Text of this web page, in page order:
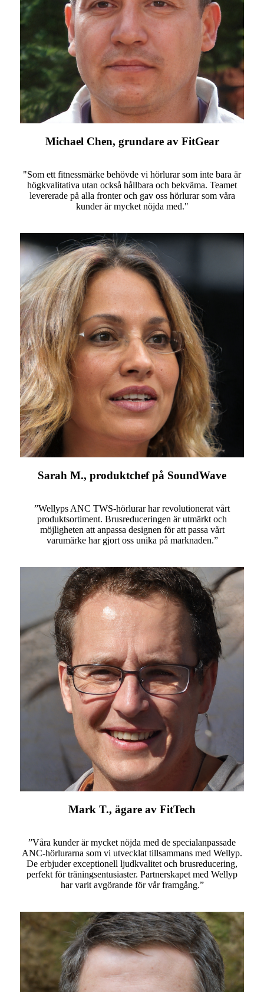
Michael Chen, grundare av FitGear
"Som ett fitnessmärke behövde vi hörlurar som inte bara är
högkvalitativa utan också hållbara och bekväma. Teamet
levererade på alla fronter och gav oss hörlurar som våra
kunder är mycket nöjda med."
Sarah M., produktchef på SoundWave
”Wellyps ANC TWS-hörlurar har revolutionerat vårt
produktsortiment. Brusreduceringen är utmärkt och
möjligheten att anpassa designen för att passa vårt
varumärke har gjort oss unika på marknaden.”
Mark T., ägare av FitTech
”Våra kunder är mycket nöjda med de specialanpassade
ANC-hörlurarna som vi utvecklat tillsammans med Wellyp.
De erbjuder exceptionell ljudkvalitet och brusreducering,
perfekt för träningsentusiaster. Partnerskapet med Wellyp
har varit avgörande för vår framgång.”